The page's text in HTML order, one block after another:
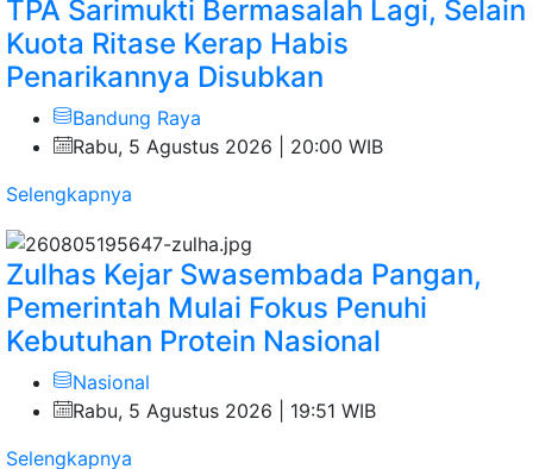
TPA Sarimukti Bermasalah Lagi, Selain
Kuota Ritase Kerap Habis
Penarikannya Disubkan
Bandung Raya
Rabu, 5 Agustus 2026 | 20:00 WIB
Selengkapnya
Zulhas Kejar Swasembada Pangan,
Pemerintah Mulai Fokus Penuhi
Kebutuhan Protein Nasional
Nasional
Rabu, 5 Agustus 2026 | 19:51 WIB
Selengkapnya